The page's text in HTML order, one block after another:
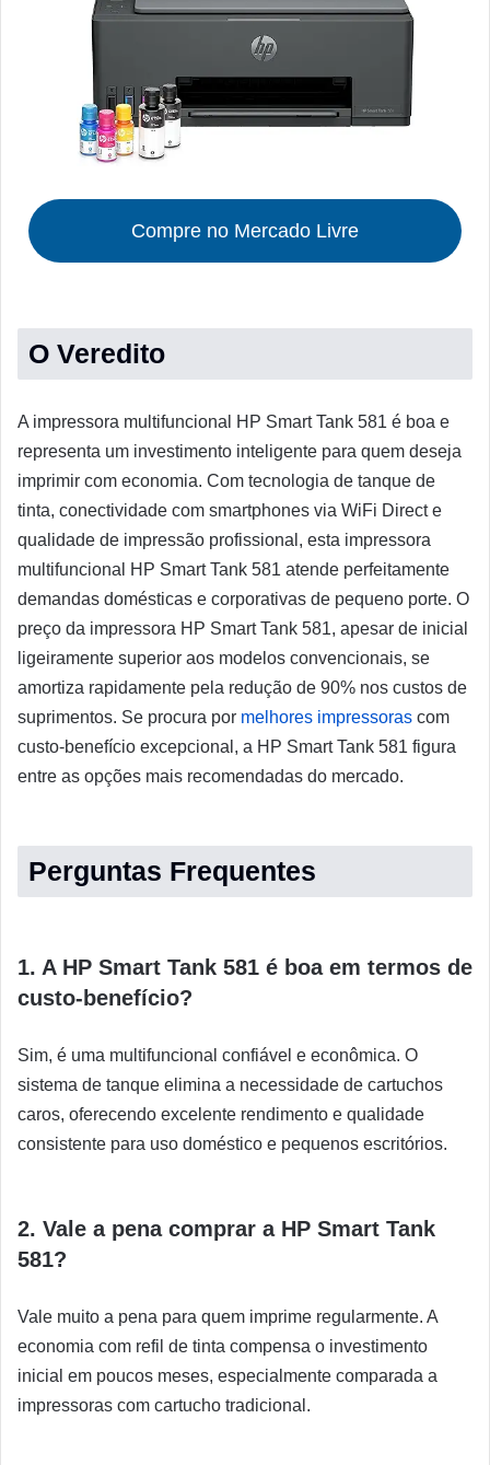
Compre no Mercado Livre
O Veredito
A impressora multifuncional HP Smart Tank 581 é boa e
representa um investimento inteligente para quem deseja
imprimir com economia. Com tecnologia de tanque de
tinta, conectividade com smartphones via WiFi Direct e
qualidade de impressão profissional, esta impressora
multifuncional HP Smart Tank 581 atende perfeitamente
demandas domésticas e corporativas de pequeno porte. O
preço da impressora HP Smart Tank 581, apesar de inicial
ligeiramente superior aos modelos convencionais, se
amortiza rapidamente pela redução de 90% nos custos de
suprimentos. Se procura por melhores impressoras com
custo-benefício excepcional, a HP Smart Tank 581 figura
entre as opções mais recomendadas do mercado.
Perguntas Frequentes
1. A HP Smart Tank 581 é boa em termos de
custo-benefício?
Sim, é uma multifuncional confiável e econômica. O
sistema de tanque elimina a necessidade de cartuchos
caros, oferecendo excelente rendimento e qualidade
consistente para uso doméstico e pequenos escritórios.
2. Vale a pena comprar a HP Smart Tank
581?
Vale muito a pena para quem imprime regularmente. A
economia com refil de tinta compensa o investimento
inicial em poucos meses, especialmente comparada a
impressoras com cartucho tradicional.